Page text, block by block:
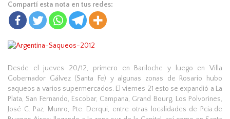
Compartí esta nota en tus redes:
Desde el jueves 20/12, primero en Bariloche y luego en Villa
Gobernador Gálvez (Santa Fe) y algunas zonas de Rosario hubo
saqueos a varios supermercados. El viernes 21 esto se expandió a La
Plata, San Fernando, Escobar, Campana, Grand Bourg, Los Polvorines,
José C. Paz, Munro, Pte. Derqui, entre otras localidades de Pcia.de